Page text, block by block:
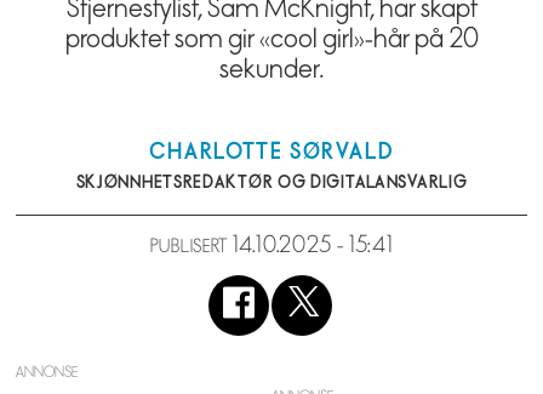
Stjernestylist, Sam McKnight, har skapt
produktet som gir «cool girl»-hår på 20
sekunder.
CHARLOTTE SØRVALD
SKJØNNHETSREDAKTØR OG DIGITALANSVARLIG
PUBLISERT 14.10.2025 - 15:41
ANNONSE